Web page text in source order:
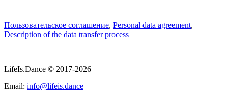
Пользовательское соглашение, Personal data agreement,
Description of the data transfer process
LifeIs.Dance © 2017-2026
Email: info@lifeis.dance